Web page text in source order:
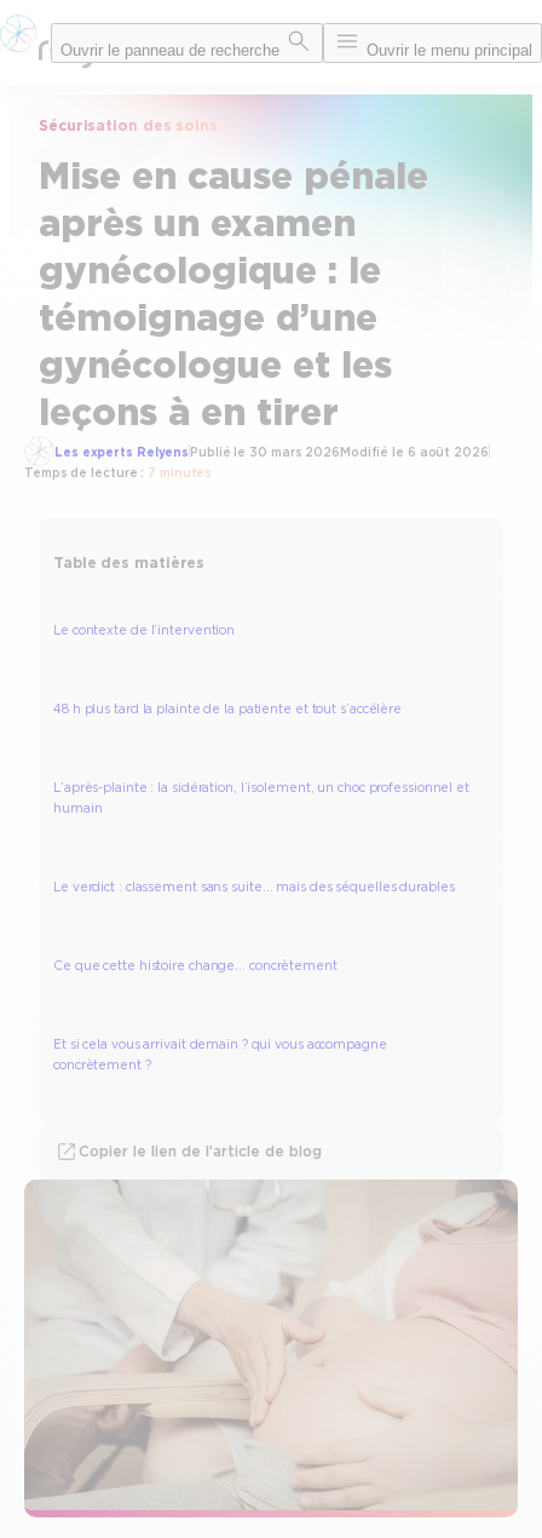
Aller
au
Ouvrir le panneau de recherche Ouvrir le menu principal
Sécurisation des soins
Mise en cause pénale
après un examen
gynécologique : le
témoignage d’une
gynécologue et les
leçons à en tirer
Les experts Relyens Publié le 30 mars 2026Modifié le 6 août 2026
Temps de lecture : 7 minutes
Table des matières
Le contexte de l’intervention
48 h plus tard la plainte de la patiente et tout s’accélère
L’après-plainte : la sidération, l’isolement, un choc professionnel et
humain
Le verdict : classement sans suite… mais des séquelles durables
Ce que cette histoire change… concrètement
Et si cela vous arrivait demain ? qui vous accompagne
concrètement ?
Copier le lien de l’article de blog